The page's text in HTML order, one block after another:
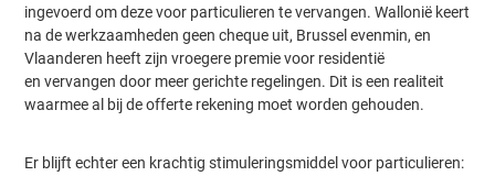
ingevoerd om deze voor particulieren te vervangen. Wallonië keert
na de werkzaamheden geen cheque uit, Brussel evenmin, en
Vlaanderen heeft zijn vroegere premie voor residentië
en vervangen door meer gerichte regelingen. Dit is een realiteit
waarmee al bij de offerte rekening moet worden gehouden.
Er blijft echter een krachtig stimuleringsmiddel voor particulieren: